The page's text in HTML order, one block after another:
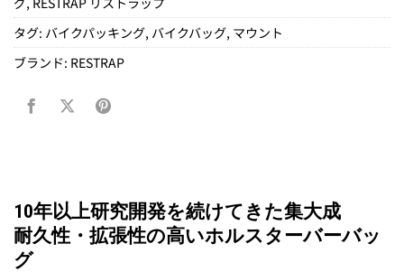
タグ: バイクパッキング, バイクバッグ, マウント
ブランド: RESTRAP
10年以上研究開発を続けてきた集大成
耐久性・拡張性の高いホルスターバーバッ
グ